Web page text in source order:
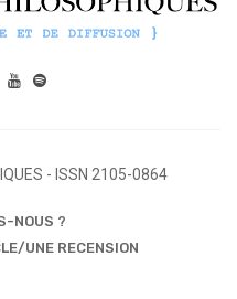
- ISSN 2105-0864
NOUS ?
UNE RECENSION